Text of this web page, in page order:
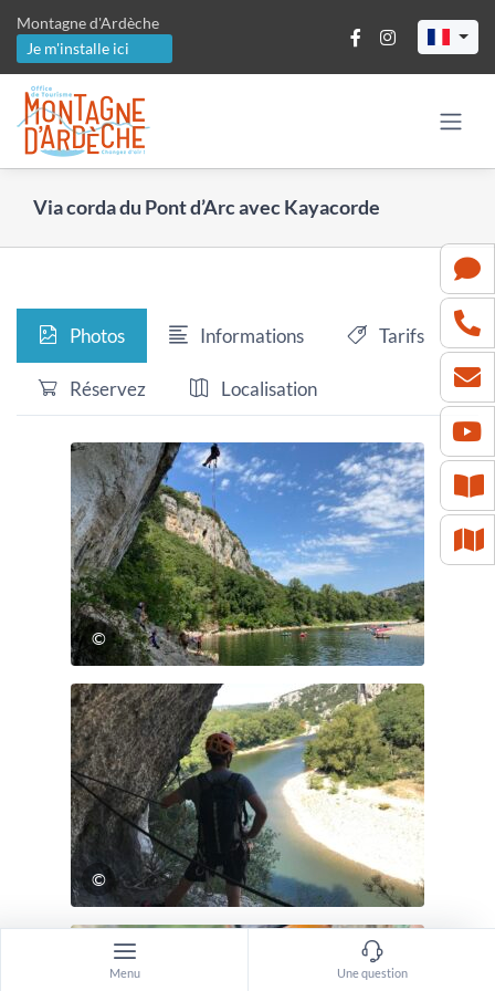
contenu
Montagne d'Ardèche
Je m'installe ici
Via corda du Pont d’Arc avec Kayacorde
Photos Informations Tarifs
Réservez Localisation
©
©
Menu Une question